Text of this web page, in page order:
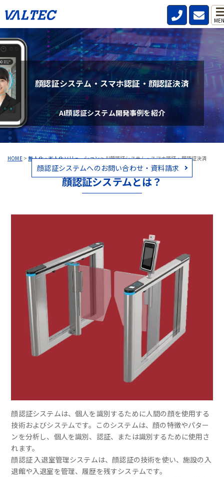
HOME>無人化・省人化ソリューション>AI顔認証システム・スマホ認証・顔認証決済
顔認証システム・スマホ認証・顔認証決済
AI顔認証システム開発事例を紹介
顔認証システムへのお問い合わせ・資料請求
顔認証システムとは？
顔認証システムは、個人を識別するために人間の顔を使用する
技術およびシステムです。このシステムは、顔の特徴やパター
ンを分析し、個人を識別、認証、または識別するために使用さ
れます。
顔認証 入退室管理システムは、顔認証の技術を使い、施設の入
退館や入退室を管理、履歴を残すシステムです。